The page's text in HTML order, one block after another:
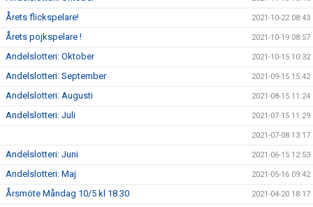
Årets flickspelare! 2021-10-22 08:43
Årets pojkspelare ! 2021-10-19 08:57
Andelslotteri: Oktober 2021-10-15 10:32
Andelslotteri: September 2021-09-15 15:42
Andelslotteri: Augusti 2021-08-15 11:24
Andelslotteri: Juli 2021-07-15 11:29
2021-07-08 13:17
Andelslotteri: Juni 2021-06-15 12:53
Andelslotteri: Maj 2021-05-16 09:42
Årsmöte Måndag 10/5 kl 18.30 2021-04-20 18:17